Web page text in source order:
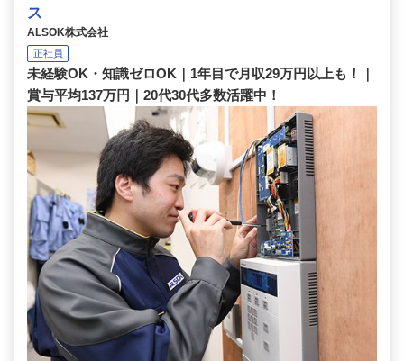
ス
ALSOK株式会社
正社員
未経験OK・知識ゼロOK｜1年目で月収29万円以上も！｜
賞与平均137万円｜20代30代多数活躍中！